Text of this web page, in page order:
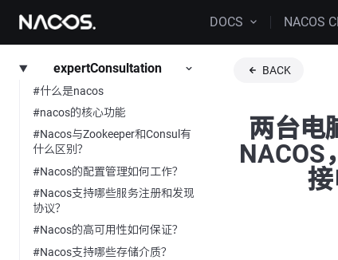
DOCS NACOS
expertConsultation
#什么是nacos
#nacos的核心功能
#Nacos与Zookeeper和Consul有
什么区别？
#Nacos的配置管理如何工作？
#Nacos支持哪些服务注册和发现
协议？
#Nacos的高可用性如何保证？
#Nacos支持哪些存储介质？
BACK
两台电
NACOS